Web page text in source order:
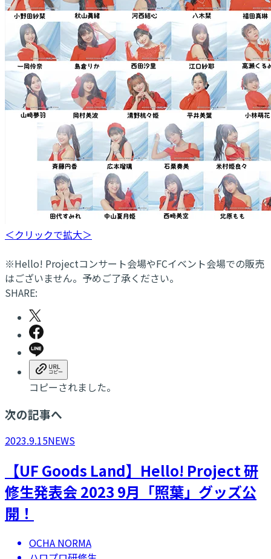
＜クリックで拡大＞
※Hello! Projectコンサート会場やFCイベント会場での販売
はございません。予めご了承ください。
SHARE:
コピーされました。
次の記事へ
2023.9.15NEWS
【UF Goods Land】Hello! Project 研
修生発表会 2023 9月「照葉」グッズ公
開！
OCHA NORMA